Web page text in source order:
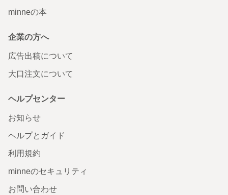
minneの本
企業の方へ
広告出稿について
大口注文について
ヘルプセンター
お知らせ
ヘルプとガイド
利用規約
minneのセキュリティ
お問い合わせ